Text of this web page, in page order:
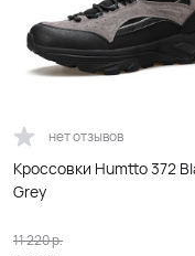
нет отзывов
Кроссовки Humtto 372
Grey
11 220р.